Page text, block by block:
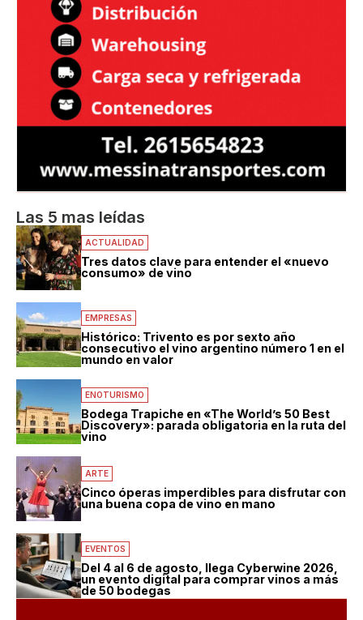
Las 5 mas leídas
ACTUALIDAD
Tres datos clave para entender el «nuevo
consumo» de vino
EMPRESAS
Histórico: Trivento es por sexto año
consecutivo el vino argentino número 1 en el
mundo en valor
ENOTURISMO
Bodega Trapiche en «The World’s 50 Best
Discovery»: parada obligatoria en la ruta del
vino
ARTE
Cinco óperas imperdibles para disfrutar con
una buena copa de vino en mano
EVENTOS
Del 4 al 6 de agosto, llega Cyberwine 2026,
un evento digital para comprar vinos a más
de 50 bodegas